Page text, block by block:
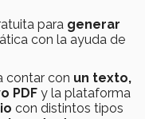
para generar
con la ayuda de
contar con un texto,
PDF y la plataforma
con distintos tipos